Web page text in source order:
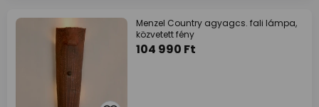
Menzel Country agyagcs. fali lámpa,
közvetett fény
104 990 Ft